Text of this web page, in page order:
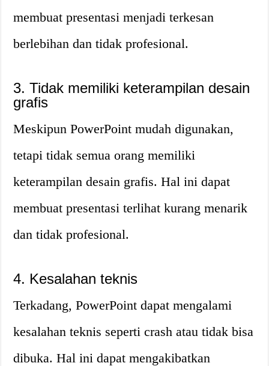
membuat presentasi menjadi terkesan
berlebihan dan tidak profesional.
3. Tidak memiliki keterampilan desain
grafis
Meskipun PowerPoint mudah digunakan,
tetapi tidak semua orang memiliki
keterampilan desain grafis. Hal ini dapat
membuat presentasi terlihat kurang menarik
dan tidak profesional.
4. Kesalahan teknis
Terkadang, PowerPoint dapat mengalami
kesalahan teknis seperti crash atau tidak bisa
dibuka. Hal ini dapat mengakibatkan